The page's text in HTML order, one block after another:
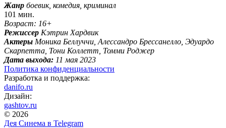
Жанр боевик, комедия, криминал
101 мин.
Возраст: 16+
Режиссер Кэтрин Хардвик
Актеры Моника Беллуччи, Алессандро Брессанелло, Эдуардо
Скарпетта, Тони Коллетт, Томми Роджер
Дата выхода: 11 мая 2023
Политика конфиденциальности
Разработка и поддержка:
danifo.ru
Дизайн:
gashtov.ru
© 2026
Дея Синема в Telegram